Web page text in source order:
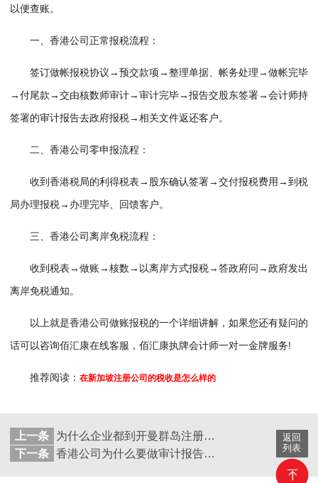
以便查账。
一、香港公司正常报税流程：
签订做帐报税协议→预交款项→整理单据、帐务处理→做帐完毕
→付尾款→交由核数师审计→审计完毕→报告交股东签署→会计师持
签署的审计报告去政府报税→相关文件返还客户。
二、香港公司零申报流程：
收到香港税局的利得税表→股东确认签署→交付报税费用→到税
局办理报税→办理完毕、回馈客户。
三、香港公司离岸免税流程：
收到税表→做账→核数→以离岸方式报税→答政府问→政府发出
离岸免税通知。
以上就是香港公司做账报税的一个详细讲解，如果您还有疑问的
话可以咨询佰汇康在线客服，佰汇康执牌会计师一对一金牌服务!
推荐阅读： 在新加坡注册公司的税收是怎么样的
返回
列表
上一条
为什么企业都到开曼群岛注册公司,有哪些优势和弊端呢？
下一条
香港公司为什么要做审计报告呢？有什么好处呢